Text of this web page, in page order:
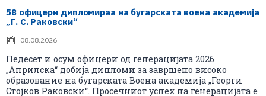
58 офицери дипломираа на бугарската воена академија
„Г. С. Раковски“
08.08.2026
Педесет и осум офицери од генерацијата 2026
„Априлска“ добија дипломи за завршено високо
образование на бугарската Воена академија „Георги
Стојков Раковски“. Просечниот успех на генерацијата е